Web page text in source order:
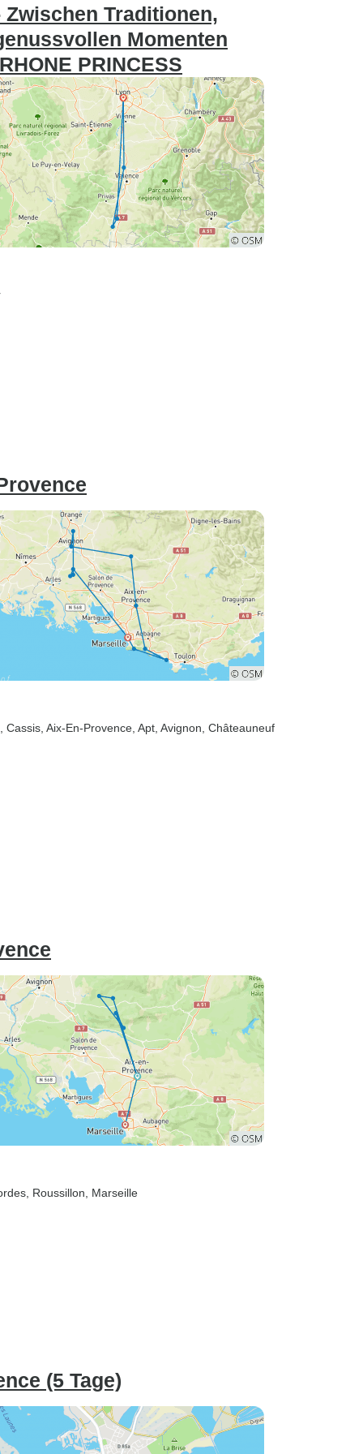
Traditionen,
Momenten
PRINCESS
, Cassis , Aix-En-Provence , Apt , Avignon , Châteauneuf
, Roussillon , Marseille
(5 Tage)